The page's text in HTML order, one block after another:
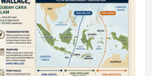
DAERAH
Astra Motor Kalimantan Timur 2 Dukung
Mahasiswa Samarinda dalam Astra
Honda SDGs Future Leaders 2026
Jumat, 10 Jul 2026 19:01